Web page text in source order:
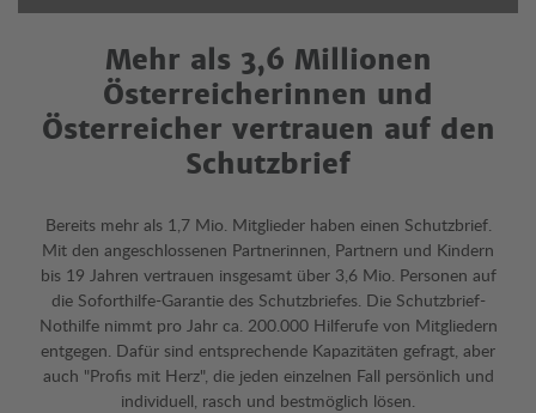
Mehr als 3,6 Millionen
Österreicherinnen und
Österreicher vertrauen auf den
Schutzbrief
Bereits mehr als 1,7 Mio. Mitglieder haben einen Schutzbrief.
Mit den angeschlossenen Partnerinnen, Partnern und Kindern
bis 19 Jahren vertrauen insgesamt über 3,6 Mio. Personen auf
die Soforthilfe-Garantie des Schutzbriefes. Die Schutzbrief-
Nothilfe nimmt pro Jahr ca. 200.000 Hilferufe von Mitgliedern
entgegen. Dafür sind entsprechende Kapazitäten gefragt, aber
auch "Profis mit Herz", die jeden einzelnen Fall persönlich und
individuell, rasch und bestmöglich lösen.